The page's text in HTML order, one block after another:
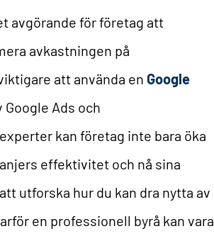
avgörande för företag att
avkastningen på
att använda en Google
Ads och
kan företag inte bara öka
effektivitet och nå sina
utforska hur du kan dra nytta av
en professionell byrå kan vara